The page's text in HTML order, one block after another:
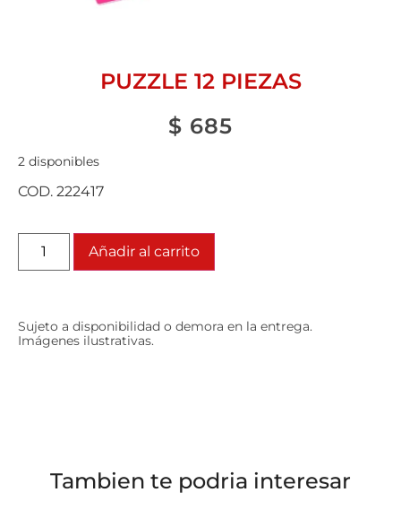
PUZZLE 12 PIEZAS
$ 685
2 disponibles
COD. 222417
Añadir al carrito
Sujeto a disponibilidad o demora en la entrega.
Imágenes ilustrativas.
Tambien te podria interesar